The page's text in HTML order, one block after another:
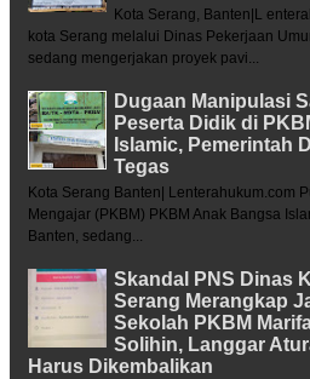
Kota Serang, Banten|L
kota Serang melalui Dinas Pekerjaan
sedang mengerjakan proyek pavi...
Dugaan Manipulasi
Peserta Didik di
Islamic, Pemerintah
Tegas
Kota Serang Banten| Lenterahukum.com
Mengajar (PKBM) PKBM Anak Bangsa
Banten, sedang...
Skandal PNS Dinas
Serang Merangkap
Sekolah PKBM
Solihin, Langgar
Harus Dikembalikan